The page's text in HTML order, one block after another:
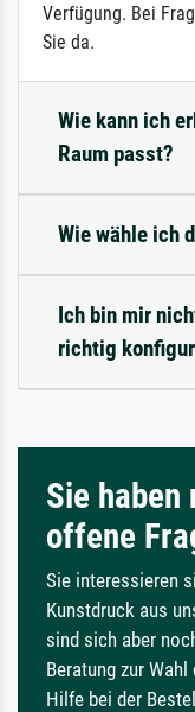
Verfügung. Bei
Sie da.
Wie kann ich
Raum passt?
Wie wähle ich
Ich bin mir
richtig
Sie haben
offene
Sie interessieren
Kunstdruck aus
sind sich aber
Beratung zur
Hilfe bei der